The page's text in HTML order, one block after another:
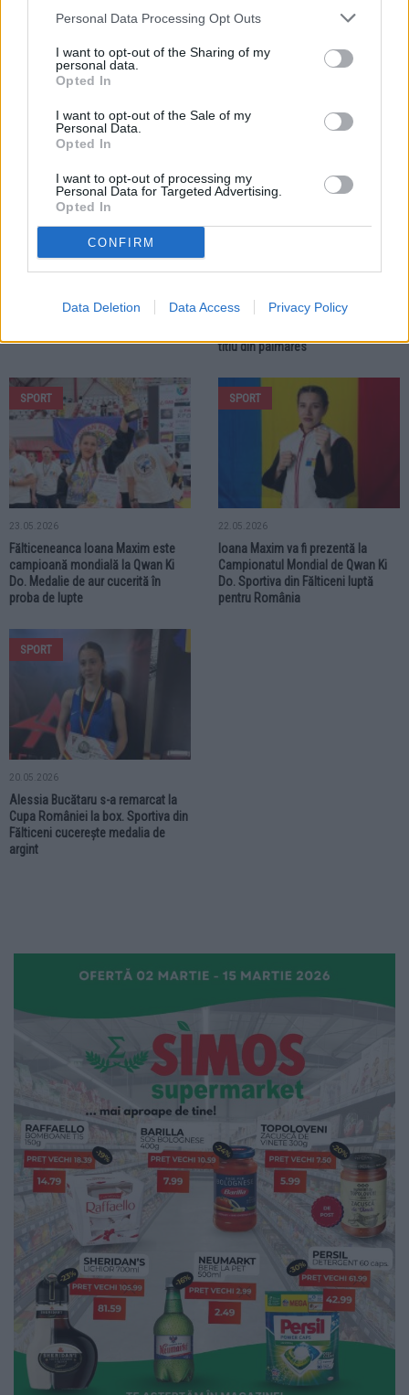
Personal Data Processing Opt Outs
I want to opt-out of the Sharing of my
personal data.
Opted In
I want to opt-out of the Sale of my
Personal Data.
Opted In
I want to opt-out of processing my
Personal Data for Targeted Advertising.
Opted In
CONFIRM
Data Deletion Data Access Privacy Policy
Talentele fotbalului juvenil au
participat la Cupa „Campionii
desfășurat la Dolhești
Cinci sportivi din Fălticeni, Râșca,
31.05.2026
Fălticeneanul Eusebiu Prisacă este
dublu Campion Național la
titlu din palmares
SPORT
23.05.2026
Fălticeneanca Ioana Maxim este
campioană mondială la Qwan Ki
Do. Medalie de aur cucerită în
proba de lupte
SPORT
22.05.2026
Ioana Maxim va fi prezentă la
Campionatul Mondial de Qwan Ki
Do. Sportiva din Fălticeni luptă
pentru România
SPORT
20.05.2026
Alessia Bucătaru s-a remarcat la
Cupa României la box. Sportiva din
Fălticeni cucerește medalia de
argint